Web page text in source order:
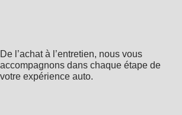
De l’achat à l’entretien, nous vous
accompagnons dans chaque étape de
votre expérience auto.